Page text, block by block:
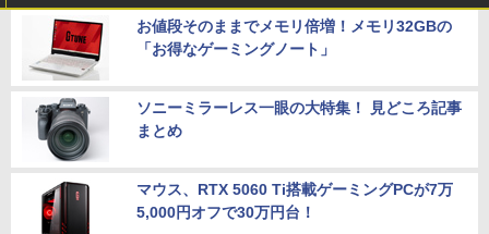
お値段そのままでメモリ倍増！メモリ32GBの
「お得なゲーミングノート」
ソニーミラーレス一眼の大特集！ 見どころ記事
まとめ
マウス、RTX 5060 Ti搭載ゲーミングPCが7万
5,000円オフで30万円台！